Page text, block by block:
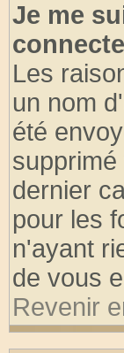
Je me
Les
un nom
été
dernier
pour les
n'ayant
de vous
Revenir